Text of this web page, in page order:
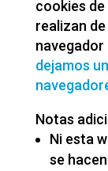
cookies
realizan
navegador
dejamos
Notas
Ni esta
se